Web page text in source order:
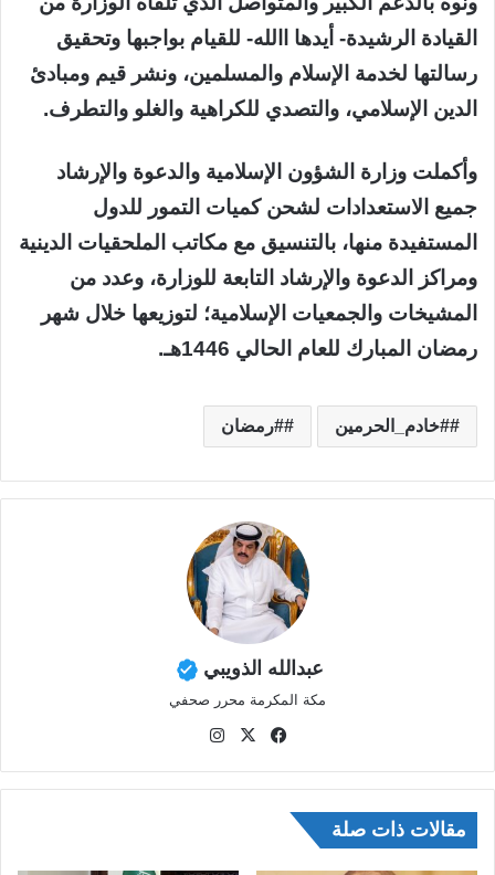
القيادة الرشيدة- أيدها االله- للقيام بواجبها وتحقيق
رسالتها لخدمة الإسلام والمسلمين، ونشر قيم ومبادئ
الدين الإسلامي، والتصدي للكراهية والغلو والتطرف.
وأكملت وزارة الشؤون الإسلامية والدعوة والإرشاد
جميع الاستعدادات لشحن كميات التمور للدول
المستفيدة منها، بالتنسيق مع مكاتب الملحقيات الدينية
ومراكز الدعوة والإرشاد التابعة للوزارة، وعدد من
المشيخات والجمعيات الإسلامية؛ لتوزيعها خلال شهر
رمضان المبارك للعام الحالي 1446هـ.
#خادم_الحرمين #رمضان
عبدالله الذويبي
مكة المكرمة محرر صحفي
في
وك
‫X
ام
مقالات ذات صلة